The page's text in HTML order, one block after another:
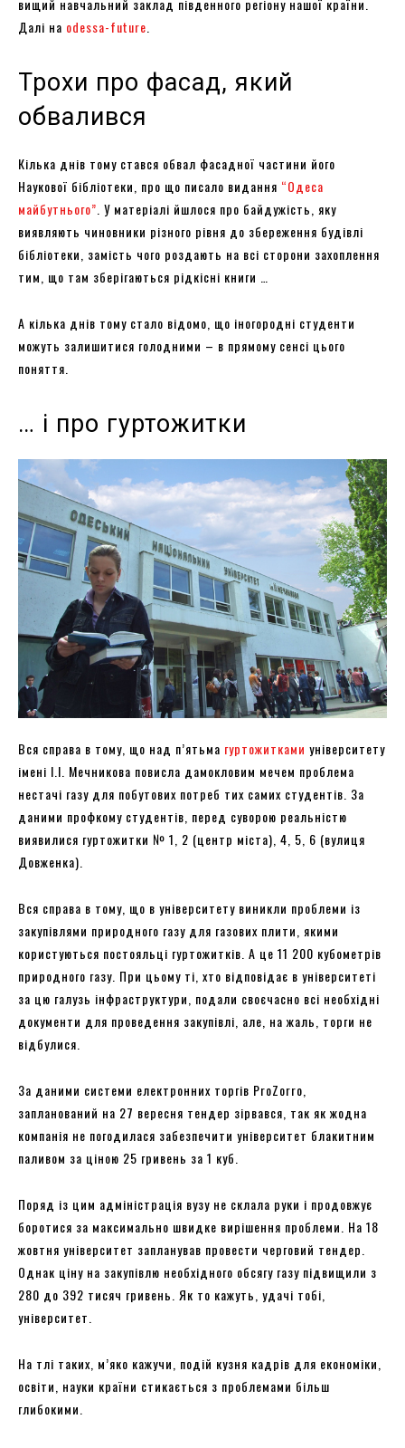
вищий навчальний заклад південного регіону нашої країни.
Далі на odessa-future
Трохи про фасад, який
обвалився
Кілька днів тому стався обвал фасадної частини його
Наукової бібліотеки, про що писало видання “Одеса
майбутнього” . У матеріалі йшлося про байдужість, яку
виявляють чиновники різного рівня до збереження будівлі
бібліотеки, замість чого роздають на всі сторони захоплення
тим, що там зберігаються рідкісні книги …
А кілька днів тому стало відомо, що іногородні студенти
можуть залишитися голодними – в прямому сенсі цього
поняття.
… і про гуртожитки
Вся справа в тому, що над п’ятьма гуртожитками університету
імені І.І. Мечникова повисла дамокловим мечем проблема
нестачі газу для побутових потреб тих самих студентів. За
даними профкому студентів, перед суворою реальністю
виявилися гуртожитки № 1, 2 (центр міста), 4, 5, 6 (вулиця
Довженка).
Вся справа в тому, що в університету виникли проблеми із
закупівлями природного газу для газових плити, якими
користуються постояльці гуртожитків. А це 11 200 кубометрів
природного газу. При цьому ті, хто відповідає в університеті
за цю галузь інфраструктури, подали своєчасно всі необхідні
документи для проведення закупівлі, але, на жаль, торги не
відбулися.
За даними системи електронних торгів ProZorro,
запланований на 27 вересня тендер зірвався, так як жодна
компанія не погодилася забезпечити університет блакитним
паливом за ціною 25 гривень за 1 куб.
Поряд із цим адміністрація вузу не склала руки і продовжує
боротися за максимально швидке вирішення проблеми. На 18
жовтня університет запланував провести черговий тендер.
Однак ціну на закупівлю необхідного обсягу газу підвищили з
280 до 392 тисяч гривень. Як то кажуть, удачі тобі,
університет.
На тлі таких, м’яко кажучи, подій кузня кадрів для економіки,
освіти, науки країни стикається з проблемами більш
глибокими.